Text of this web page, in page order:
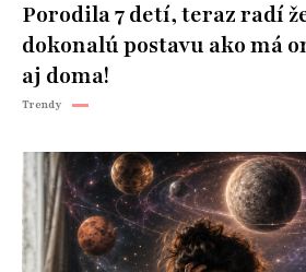
Porodila 7 detí, teraz radí
dokonalú postavu ako má
aj doma!
Trendy